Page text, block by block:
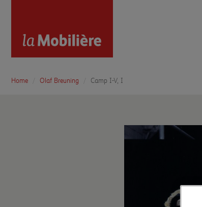
Home Olaf Breuning Camp I-V, I